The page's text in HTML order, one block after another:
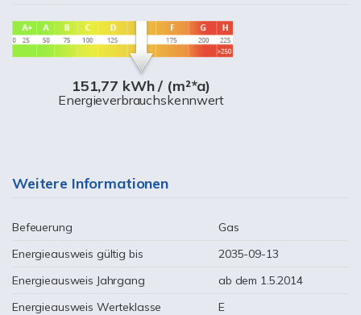
151,77 kWh / (m²*a)
Energieverbrauchskennwert
Weitere Informationen
Befeuerung
Gas
Energieausweis gültig bis
2035-09-13
Energieausweis Jahrgang
ab dem 1.5.2014
Energieausweis Werteklasse
E